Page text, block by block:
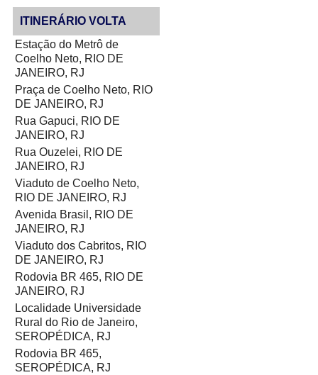
ITINERÁRIO VOLTA
Estação do Metrô de
Coelho Neto, RIO DE
JANEIRO, RJ
Praça de Coelho Neto, RIO
DE JANEIRO, RJ
Rua Gapuci, RIO DE
JANEIRO, RJ
Rua Ouzelei, RIO DE
JANEIRO, RJ
Viaduto de Coelho Neto,
RIO DE JANEIRO, RJ
Avenida Brasil, RIO DE
JANEIRO, RJ
Viaduto dos Cabritos, RIO
DE JANEIRO, RJ
Rodovia BR 465, RIO DE
JANEIRO, RJ
Localidade Universidade
Rural do Rio de Janeiro,
SEROPÉDICA, RJ
Rodovia BR 465,
SEROPÉDICA, RJ